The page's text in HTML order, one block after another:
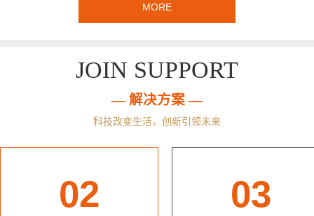
MORE
JOIN SUPPORT
— 解决方案 —
科技改变生活，创新引领未来
02 03